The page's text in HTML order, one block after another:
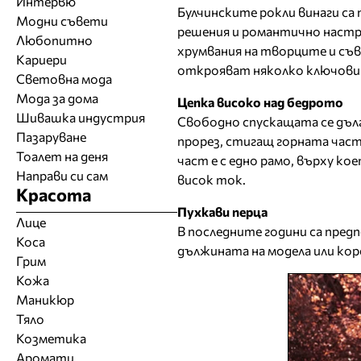
Булчинските рокли винаги
решения и романтично
хрумвания на творците и
открояват няколко ключови
Цепка високо над бедрото
Свободно спускащата се
прорез, стигащ горната
част е с едно рамо, върху
висок ток.
Пухкави перца
В последните години са
дължината на модела или
Модни съвети
Любопитно
Кариери
Световна мода
Мода за дома
Шивашка индустрия
Пазаруване
Тоалет на деня
Направи си сам
Красота
Лице
Коса
Грим
Кожа
Маникюр
Тяло
Козметика
Аромати